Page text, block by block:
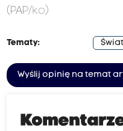
(PAP/ko)
Tematy:
Wyślij opinię na temat